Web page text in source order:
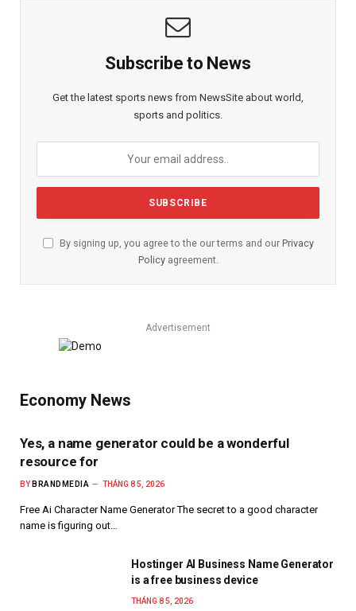
Subscribe to News
Get the latest sports news from NewsSite about world,
sports and politics.
By signing up, you agree to the our terms and our Privacy
Policyagreement.
Advertisement
Economy News
Yes, a name generator could be a wonderful
resource for
BY BRANDMEDIA THÁNG 8 5, 2026
Free Ai Character Name Generator The secret to a good character
name is figuring out…
Hostinger AI Business Name Generator
is a free business device
THÁNG 8 5, 2026